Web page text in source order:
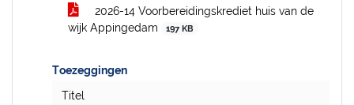
2026-14 Voorbereidingskrediet huis van de
wijk Appingedam
197 KB
Toezeggingen
Titel